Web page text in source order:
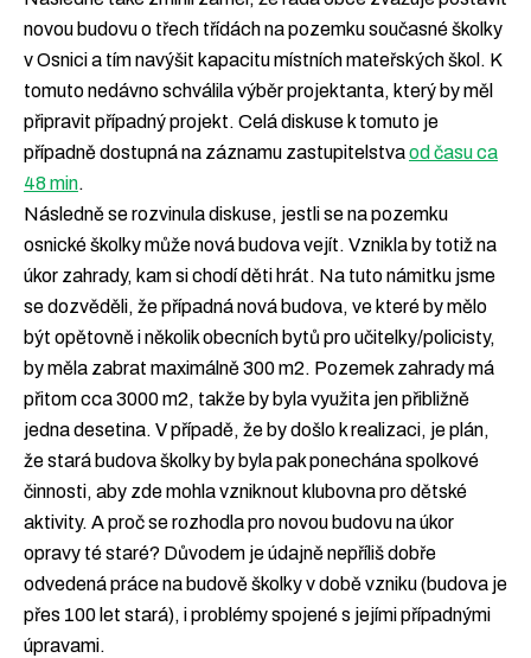
novou budovu o třech třídách na pozemku současné školky
v Osnici a tím navýšit kapacitu místních mateřských škol. K
tomuto nedávno schválila výběr projektanta, který by měl
připravit případný projekt. Celá diskuse k tomuto je
případně dostupná na záznamu zastupitelstvaod času ca
48 min.
Následně se rozvinula diskuse, jestli se na pozemku
osnické školky může nová budova vejít. Vznikla by totiž na
úkor zahrady, kam si chodí děti hrát. Na tuto námitku jsme
se dozvěděli, že případná nová budova, ve které by mělo
být opětovně i několik obecních bytů pro učitelky/policisty,
by měla zabrat maximálně 300 m2. Pozemek zahrady má
přitom cca 3000 m2, takže by byla využita jen přibližně
jedna desetina. V případě, že by došlo k realizaci, je plán,
že stará budova školky by byla pak ponechána spolkové
činnosti, aby zde mohla vzniknout klubovna pro dětské
aktivity. A proč se rozhodla pro novou budovu na úkor
opravy té staré? Důvodem je údajně nepříliš dobře
odvedená práce na budově školky v době vzniku (budova je
přes 100 let stará), i problémy spojené s jejími případnými
úpravami.